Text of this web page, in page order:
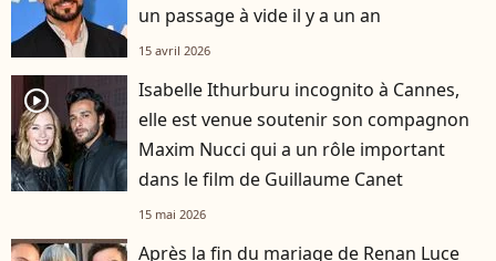
un passage à vide il y a un an
15 avril 2026
player2
Isabelle Ithurburu incognito à Cannes,
elle est venue soutenir son compagnon
Maxim Nucci qui a un rôle important
dans le film de Guillaume Canet
15 mai 2026
Après la fin du mariage de Renan Luce